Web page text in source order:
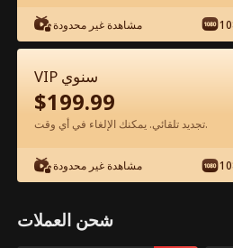
1-50 51-93
مشاهدة غير محدودة
VIP سنوي
$199.99
تجديد تلقائي. يمكنك الإلغاء في أي وقت.
مشاهدة غير محدودة
شحن العملات